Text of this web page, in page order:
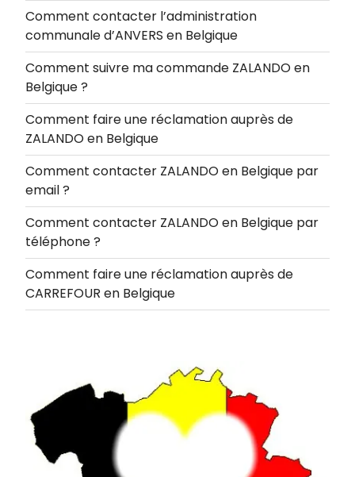
Comment contacter l’administration
communale d’ANVERS en Belgique
Comment suivre ma commande ZALANDO en
Belgique ?
Comment faire une réclamation auprès de
ZALANDO en Belgique
Comment contacter ZALANDO en Belgique par
email ?
Comment contacter ZALANDO en Belgique par
téléphone ?
Comment faire une réclamation auprès de
CARREFOUR en Belgique